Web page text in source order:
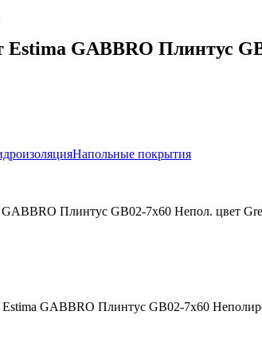
Estima GABBRO Плинтус
Напольные покрытия
GABBRO Плинтус GB02-7x60 Непол. цвет
Estima GABBRO Плинтус GB02-7x60